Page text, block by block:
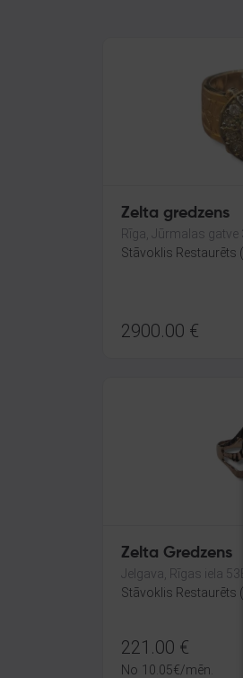
Zelta gredzens
Rīga, Jūrmalas gatve
Stāvoklis Restaurēts
2900.00 €
Zelta Gredzens
Jelgava, Rīgas iela 53B
Stāvoklis Restaurēts
221.00 €
No 10.05€/mēn.